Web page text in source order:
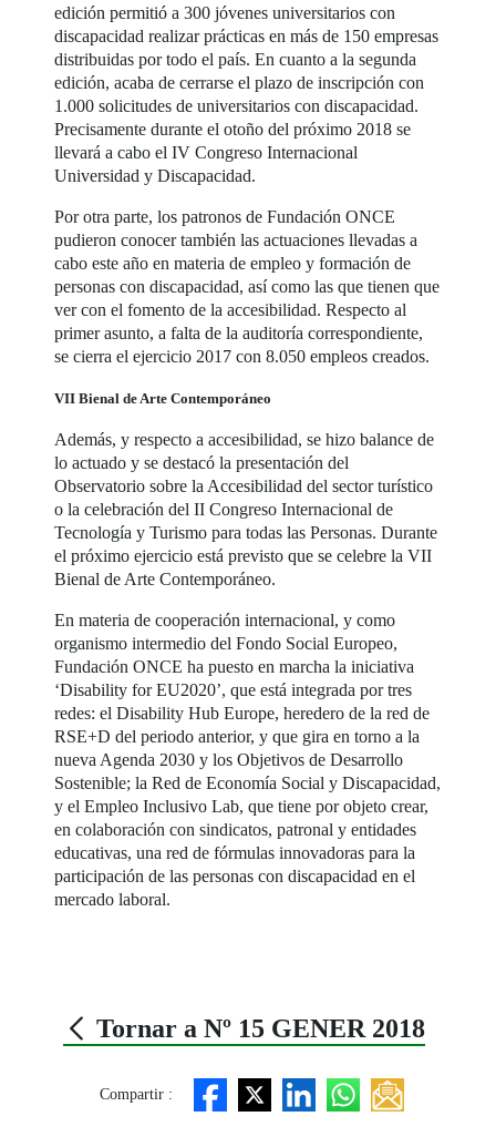
edición permitió a 300 jóvenes universitarios con
discapacidad realizar prácticas en más de 150 empresas
distribuidas por todo el país. En cuanto a la segunda
edición, acaba de cerrarse el plazo de inscripción con
1.000 solicitudes de universitarios con discapacidad.
Precisamente durante el otoño del próximo 2018 se
llevará a cabo el IV Congreso Internacional
Universidad y Discapacidad.
Por otra parte, los patronos de Fundación ONCE
pudieron conocer también las actuaciones llevadas a
cabo este año en materia de empleo y formación de
personas con discapacidad, así como las que tienen que
ver con el fomento de la accesibilidad. Respecto al
primer asunto, a falta de la auditoría correspondiente,
se cierra el ejercicio 2017 con 8.050 empleos creados.
VII Bienal de Arte Contemporáneo
Además, y respecto a accesibilidad, se hizo balance de
lo actuado y se destacó la presentación del
Observatorio sobre la Accesibilidad del sector turístico
o la celebración del II Congreso Internacional de
Tecnología y Turismo para todas las Personas. Durante
el próximo ejercicio está previsto que se celebre la VII
Bienal de Arte Contemporáneo.
En materia de cooperación internacional, y como
organismo intermedio del Fondo Social Europeo,
Fundación ONCE ha puesto en marcha la iniciativa
‘Disability for EU2020’, que está integrada por tres
redes: el Disability Hub Europe, heredero de la red de
RSE+D del periodo anterior, y que gira en torno a la
nueva Agenda 2030 y los Objetivos de Desarrollo
Sostenible; la Red de Economía Social y Discapacidad,
y el Empleo Inclusivo Lab, que tiene por objeto crear,
en colaboración con sindicatos, patronal y entidades
educativas, una red de fórmulas innovadoras para la
participación de las personas con discapacidad en el
mercado laboral.
Tornar a Nº 15 GENER 2018
Compartir :